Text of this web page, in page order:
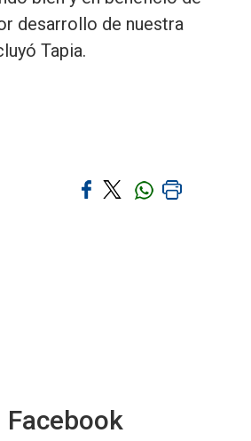
desarrollo de nuestra
Tapia.
Facebook